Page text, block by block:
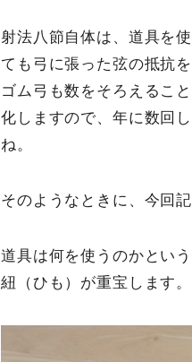
射法八節自体は、道具を
ても弓に張った弦の抵抗
ゴム弓も数をそろえるこ
化しますので、年に数回
ね。
そのようなときに、今回
道具は何を使うのかとい
紐（ひも）が重宝します。